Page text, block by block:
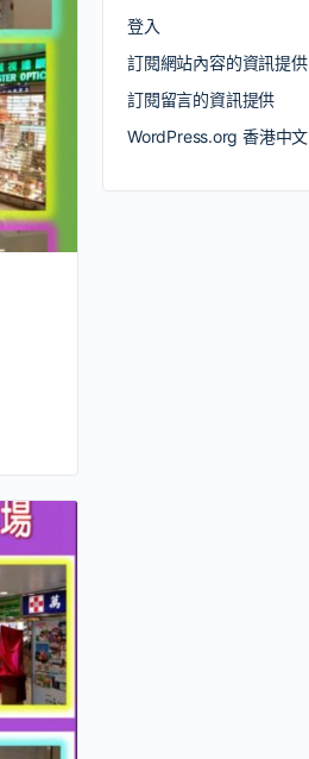
登入
訂閱網站內容的資訊提供
訂閱留言的資訊提供
WordPress.org 香港中文